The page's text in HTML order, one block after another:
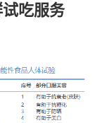
吃服务